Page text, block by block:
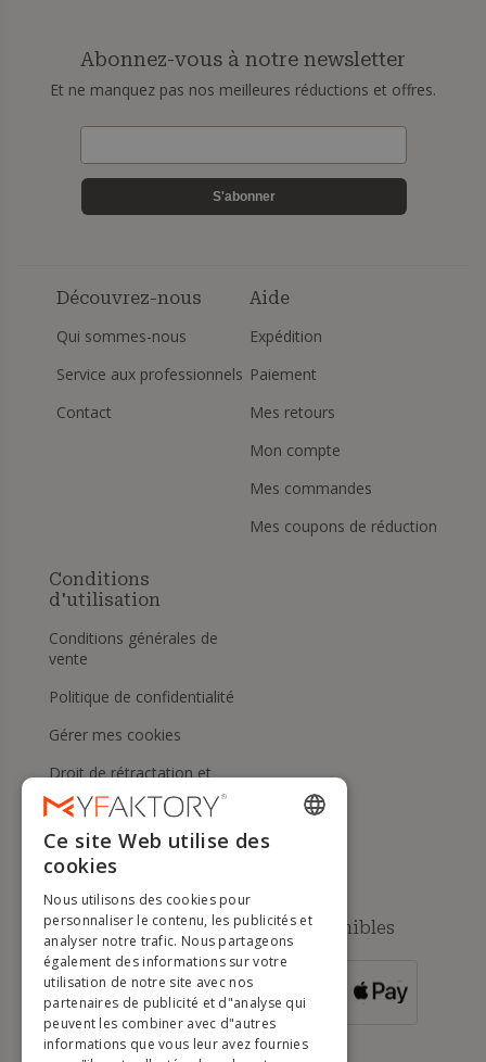
Abonnez-vous à notre newsletter
Et ne manquez pas nos meilleures réductions et offres.
S'abonner
Découvrez-nous
Qui sommes-nous
Service aux professionnels
Contact
Aide
Expédition
Paiement
Mes retours
Mon compte
Mes commandes
Mes coupons de réduction
Conditions
d'utilisation
Conditions générales de
vente
Politique de confidentialité
Gérer mes cookies
Droit de rétractation et
retours
Aide
Méthodes de paiement disponibles
POUR LES
COMMANDES
SUPÉRIEURES À
ENGLISH
DUTCH
GERMAN
PORTUGUESE
Ce site Web utilise des
cookies
Nous utilisons des cookies pour
personnaliser le contenu, les publicités et
analyser notre trafic. Nous partageons
également des informations sur votre
utilisation de notre site avec nos
partenaires de publicité et d"analyse qui
peuvent les combiner avec d"autres
informations que vous leur avez fournies